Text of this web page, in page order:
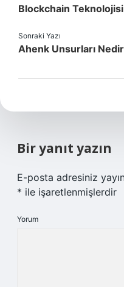
Blockchain Teknolojisi
Sonraki Yazı
Ahenk Unsurları Nedir
Bir yanıt yazın
E-posta adresiniz
* ile işaretlenmişlerdir
Yorum